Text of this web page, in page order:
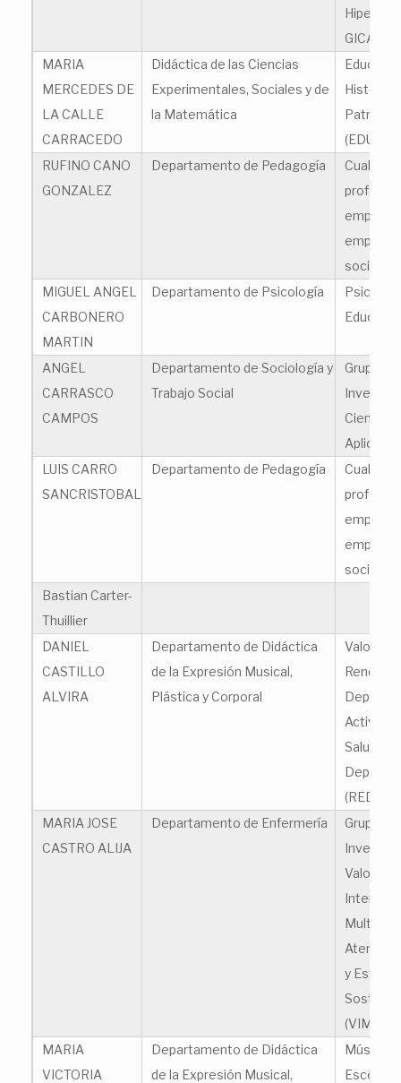
GICAVH
MARIA
MERCEDES DE
LA CALLE
CARRACEDO
Didáctica de las Ciencias
Experimentales, Sociales y de
la Matemática
Histórica
RUFINO CANO
GONZALEZ
Departamento de Pedagogía
social
MIGUEL ANGEL
CARBONERO
MARTIN
Departamento de Psicología
ANGEL
CARRASCO
CAMPOS
Departamento de Sociología y
Trabajo Social
Grupo de
Ciencias
Aplicadas
LUIS CARRO
SANCRISTOBAL
Departamento de Pedagogía
social
Bastian Carter-
Thuillier
DANIEL
CASTILLO
ALVIRA
Departamento de Didáctica
de la Expresión Musical,
Plástica y Corporal
Salud, y
MARIA JOSE
CASTRO ALIJA
Departamento de Enfermería
Grupo de
Atención
y Estilos
(VIMAS+)
MARIA
VICTORIA
Departamento de Didáctica
de la Expresión Musical,
Música,